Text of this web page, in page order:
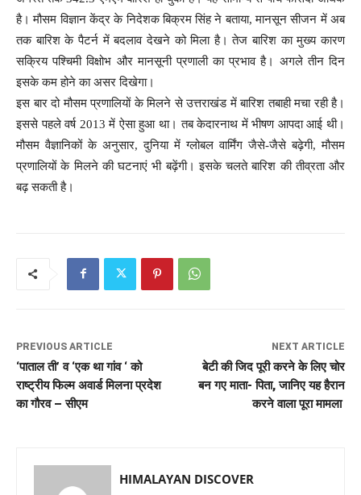
है। मौसम विज्ञान केंद्र के निदेशक बिक्रम सिंह ने बताया, मानसून सीजन में अब
तक बारिश के पैटर्न में बदलाव देखने को मिला है। तेज बारिश का मुख्य कारण
सक्रिय पश्चिमी विक्षोभ और मानसूनी प्रणाली का प्रभाव है। अगले तीन दिन
इसके कम होने का असर दिखेगा।
इस बार दो मौसम प्रणालियों के मिलने से उत्तराखंड में बारिश तबाही मचा रही है।
इससे पहले वर्ष 2013 में ऐसा हुआ था। तब केदारनाथ में भीषण आपदा आई थी।
मौसम वैज्ञानिकों के अनुसार, दुनिया में ग्लोबल वार्मिंग जैसे-जैसे बढ़ेगी, मौसम
प्रणालियों के मिलने की घटनाएं भी बढ़ेंगी। इसके चलते बारिश की तीव्रता और
बढ़ सकती है।
PREVIOUS ARTICLE
‘पाताल ती’ व ‘एक था गांव ‘ को
राष्ट्रीय फिल्म अवार्ड मिलना प्रदेश
का गौरव – सीएम
NEXT ARTICLE
बेटी की जिद पूरी करने के लिए चोर
बन गए माता- पिता, जानिए यह हैरान
करने वाला पूरा मामला
HIMALAYAN DISCOVER